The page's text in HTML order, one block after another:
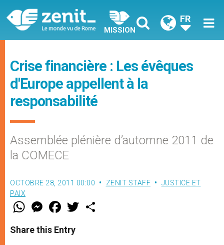
MISSION
FR
Crise financière : Les évêques
d'Europe appellent à la
responsabilité
Assemblée plénière d’automne 2011 de
la COMECE
OCTOBRE 28, 2011 00:00 ZENIT STAFF
JUSTICE ET
PAIX
W
t
s
M
e
s
e
F
a
e
b
w
Share this Entry